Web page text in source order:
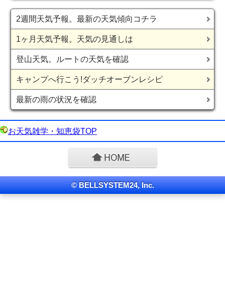
2週間天気予報。最新の天気傾向コチラ
1ヶ月天気予報。天気の見通しは
登山天気。ルートの天気を確認
キャンプへ行こう!ダッチオーブンレシピ
最新の雨の状況を確認
お天気雑学・知恵袋TOP
© BELLSYSTEM24, Inc.